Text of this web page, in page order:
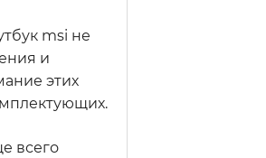
msi не
и
этих
всего